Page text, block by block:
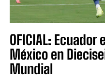
OFICIAL:
México en
Mundial